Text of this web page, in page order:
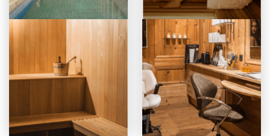
CORSIA DA NUOTO SAUNA SECCA